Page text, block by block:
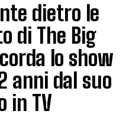
dietro le
di The Big
lo show
anni dal suo
in TV